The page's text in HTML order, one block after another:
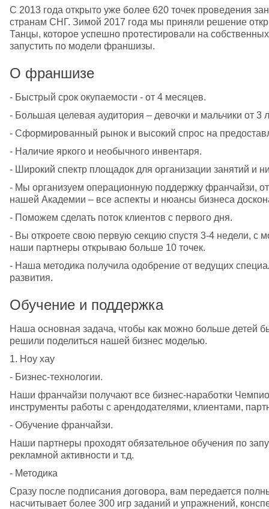
С 2013 года открыто уже более 620 точек проведения
странам СНГ. Зимой 2017 года мы приняли решение
Танцы, которое успешно протестировали на
запустить по модели франшизы.
О франшизе
- Быстрый срок окупаемости - от 4 месяцев.
- Большая целевая аудитория – девочки и мальчики от 3
- Сформированный рынок и высокий спрос на
- Наличие яркого и необычного инвентаря.
- Широкий спектр площадок для организации занятий и
- Мы организуем операционную поддержку франчайзи,
нашей Академии – все аспекты и нюансы бизнеса
- Поможем сделать поток клиентов с первого дня.
- Вы откроете свою первую секцию спустя 3-4 недели, с
наши партнеры открываю больше 10 точек.
- Наша методика получила одобрение от ведущих
развития.
Обучение и поддержка
Наша основная задача, чтобы как можно больше детей
решили поделиться нашей бизнес моделью.
1. Ноу хау
- Бизнес-технологии.
Наши франчайзи получают все бизнес-наработки
инструменты работы с арендодателями, клиентами,
- Обучение франчайзи.
Наши партнеры проходят обязательное обучения по
рекламной активности и т.д.
- Методика
Сразу после подписания договора, вам передается
насчитывает более 300 игр заданий и упражнений,